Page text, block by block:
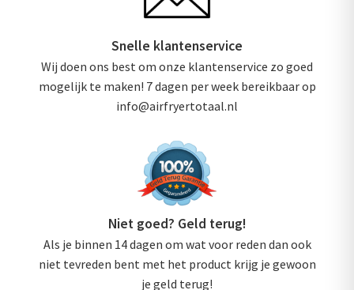
Snelle klantenservice
Wij doen ons best om onze klantenservice zo goed
mogelijk te maken! 7 dagen per week bereikbaar op
info@airfryertotaal.nl
Niet goed? Geld terug!
Als je binnen 14 dagen om wat voor reden dan ook
niet tevreden bent met het product krijg je gewoon
je geld terug!